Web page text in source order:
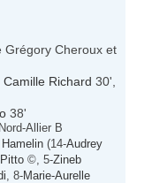
Grégory Cheroux et
Camille Richard 30',
38'
Allier B
(14-Audrey
©, 5-Zineb
, 8-Marie-Aurelle